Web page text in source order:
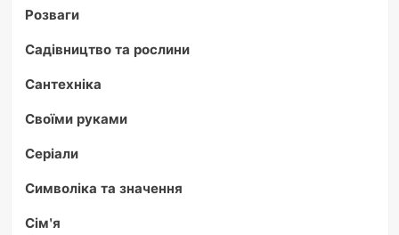
Розваги
Садівництво та рослини
Сантехніка
Своїми руками
Серіали
Символіка та значення
Сім'я